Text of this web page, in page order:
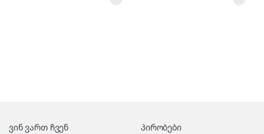
ვინ ვართ ჩვენ
პირობები